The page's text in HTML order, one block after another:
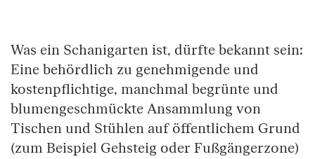
Was ein Schanigarten ist, dürfte bekannt sein:
Eine behördlich zu genehmigende und
kostenpflichtige, manchmal begrünte und
blumengeschmückte Ansammlung von
Tischen und Stühlen auf öffentlichem Grund
(zum Beispiel Gehsteig oder Fußgängerzone)